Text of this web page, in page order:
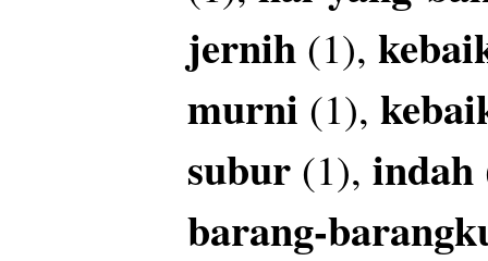
jernih (1),
murni (1),
subur (1), indah
barang-